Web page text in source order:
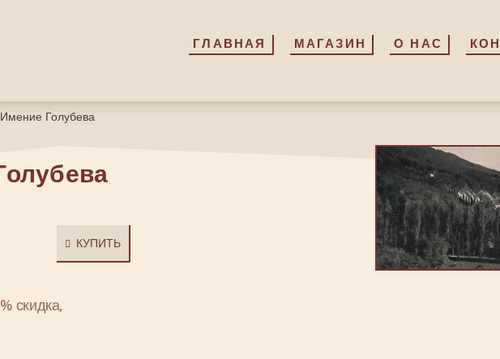
ГЛАВНАЯ МАГАЗИН О НАС
ГЛАВНАЯ МАГАЗИН О НАС
Голубева
КУПИТЬ
скидка,